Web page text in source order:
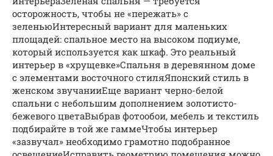
осторожность, чтобы не «пережать» с
зеленьюИнтересный вариант для маленьких
площадей: спальное место на высоком подиуме,
который используется как шкаф. Это реальный
интерьер в «хрущевке»Спальня в деревянном доме
с элементами восточного стиляЯпонский стиль в
женском звучанииЕще вариант черно-белой
спальни с небольшим дополнением золотисто-
бежевого цветаВыбрав фотообои, мебель и текстиль
подбирайте в той же гаммеЧтобы интерьер
«зазвучал» необходимо грамотно подобранное